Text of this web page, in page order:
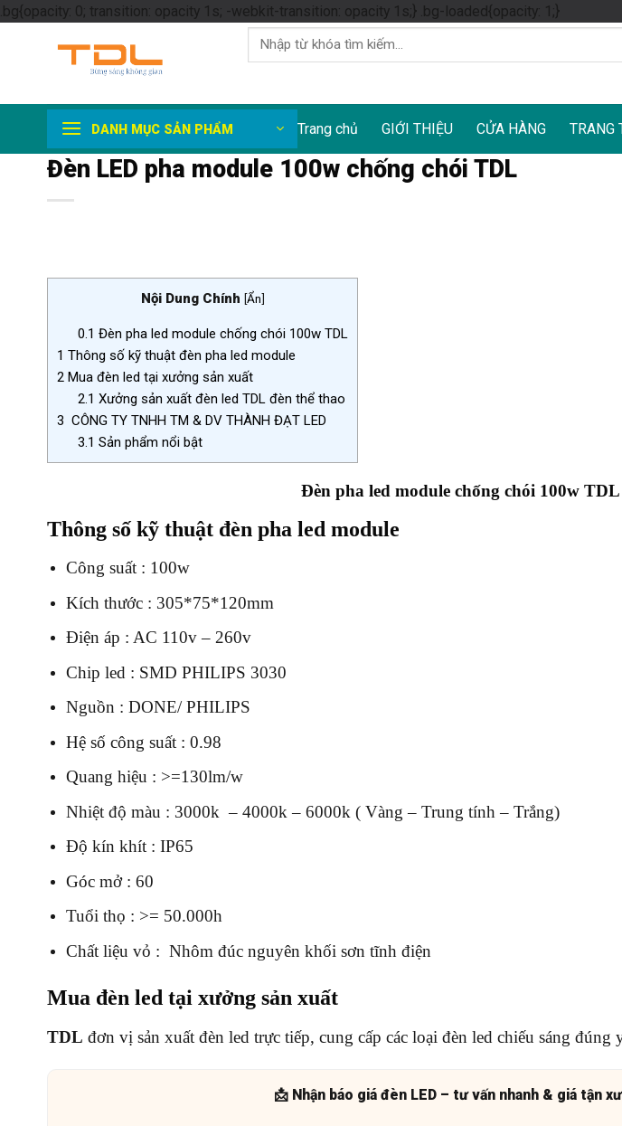
.bg{opacity: 0; transition: opacity 1s; -webkit-transition: opacity 1s;} .bg-loaded{opacity: 1;}Skip
to
Tìm
kiếm:
DANH MỤC SẢN PHẨM Trang chủ GIỚI THIỆU CỬA HÀNG TRANG
Đèn LED pha module 100w chống chói TDL
Nội Dung Chính [Ẩn]
0.1 Đèn pha led module chống chói 100w TDL
1 Thông số kỹ thuật đèn pha led module
2 Mua đèn led tại xưởng sản xuất
2.1 Xưởng sản xuất đèn led TDL đèn thể thao
3 CÔNG TY TNHH TM & DV THÀNH ĐẠT LED
3.1 Sản phẩm nổi bật
Đèn pha led module chống chói 100w TDL
Thông số kỹ thuật đèn pha led module
Công suất : 100w
Kích thước : 305*75*120mm
Điện áp : AC 110v – 260v
Chip led : SMD PHILIPS 3030
Nguồn : DONE/ PHILIPS
Hệ số công suất : 0.98
Quang hiệu : >=130lm/w
Nhiệt độ màu : 3000k – 4000k – 6000k ( Vàng – Trung tính – Trắng)
Độ kín khít : IP65
Góc mở : 60
Tuổi thọ : >= 50.000h
Chất liệu vỏ : Nhôm đúc nguyên khối sơn tĩnh điện
Mua đèn led tại xưởng sản xuất
TDL đơn vị sản xuất đèn led trực tiếp, cung cấp các loại đèn led chiếu sáng đúng
📩 Nhận báo giá đèn LED – tư vấn nhanh & giá tận